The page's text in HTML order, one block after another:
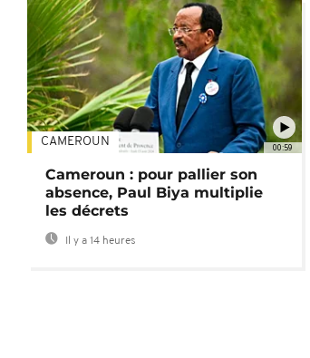
00:59
CAMEROUN
Cameroun : pour pallier son
absence, Paul Biya multiplie
les décrets
Il y a 14 heures